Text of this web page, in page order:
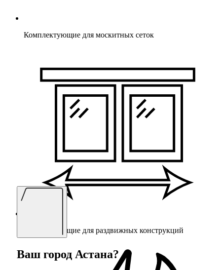
Комплектующие для москитных сеток
Комплектующие для раздвижных конструкций
Ваш город Астана?